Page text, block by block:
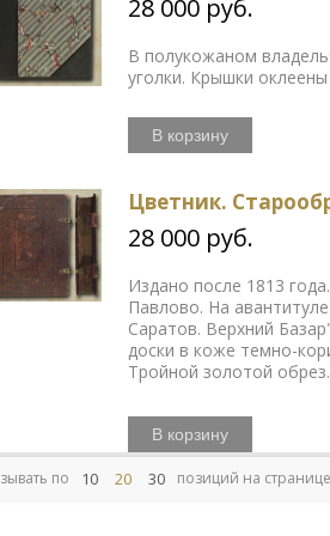
28 000 руб.
В полукожаном
уголки. Крышки
В корзину
Цветник.
28 000 руб.
Издано после 1813
Павлово. На
Саратов. Верхний
доски в коже темно-
Тройной золотой обрез.
В корзину
по 10 20 30 позиций на странице